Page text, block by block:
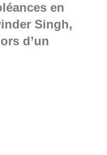
en
Singh,
d’un